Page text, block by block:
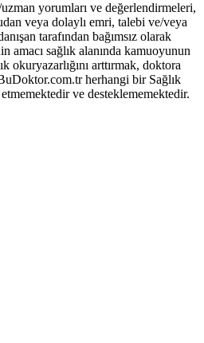
yorumları ve değerlendirmeleri,
veya dolaylı emri, talebi ve/veya
tarafından bağımsız olarak
amacı sağlık alanında kamuoyunun
okuryazarlığını arttırmak, doktora
herhangi bir Sağlık
etmemektedir ve desteklememektedir.